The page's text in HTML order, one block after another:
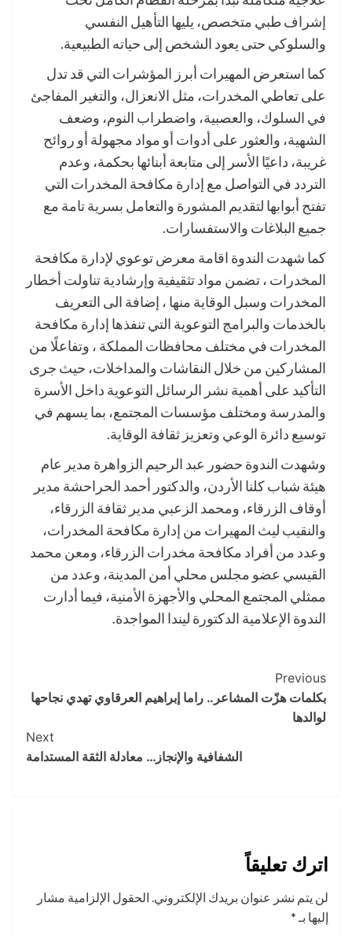
إشراف طبي متخصص، يليها التأهيل النفسي
والسلوكي حتى يعود الشخص إلى حياته الطبيعية.
كما استعرض المهيرات أبرز المؤشرات التي قد تدل
على تعاطي المخدرات، مثل الانعزال، والتغير المفاجئ
في السلوك، والعصبية، واضطراب النوم، وضعف
الشهية، والعثور على أدوات أو مواد مجهولة أو روائح
غريبة، داعيًا الأسر إلى متابعة أبنائها بحكمة، وعدم
التردد في التواصل مع إدارة مكافحة المخدرات التي
تفتح أبوابها لتقديم المشورة والتعامل بسرية تامة مع
جميع البلاغات والاستفسارات.
كما شهدت الندوة اقامة معرض توعوي لإدارة مكافحة
المخدرات ، تضمن مواد تثقيفية وإرشادية تناولت أخطار
المخدرات وسبل الوقاية منها ، إضافة الى التعريف
بالخدمات والبرامج التوعوية التي تنفذها إدارة مكافحة
المخدرات في مختلف محافظات المملكة ، وتفاعلًا من
المشاركين من خلال النقاشات والمداخلات، حيث جرى
التأكيد على أهمية نشر الرسائل التوعوية داخل الأسرة
والمدرسة ومختلف مؤسسات المجتمع، بما يسهم في
توسيع دائرة الوعي وتعزيز ثقافة الوقاية.
وشهدت الندوة حضور عبد الرحيم الزواهرة مدير عام
هيئة شباب كلنا الأردن، والدكتور أحمد الحراحشة مدير
أوقاف الزرقاء، ومحمد الزعبي مدير ثقافة الزرقاء،
والنقيب ليث المهيرات من إدارة مكافحة المخدرات،
وعدد من أفراد مكافحة مخدرات الزرقاء، ومعن محمد
القيسي عضو مجلس محلي أمن المدينة، وعدد من
ممثلي المجتمع المحلي والأجهزة الأمنية، فيما أدارت
الندوة الإعلامية الدكتورة ليندا المواجدة.
Post
Navigation
Previous
بكلمات هزّت المشاعر.. راما إبراهيم العرقاوي تهدي نجاحها
لوالدها
Next
الشفافية والإنجاز… معادلة الثقة المستدامة
اترك تعليقاً
لن يتم نشر عنوان بريدك الإلكتروني. الحقول الإلزامية مشار
إليها بـ *